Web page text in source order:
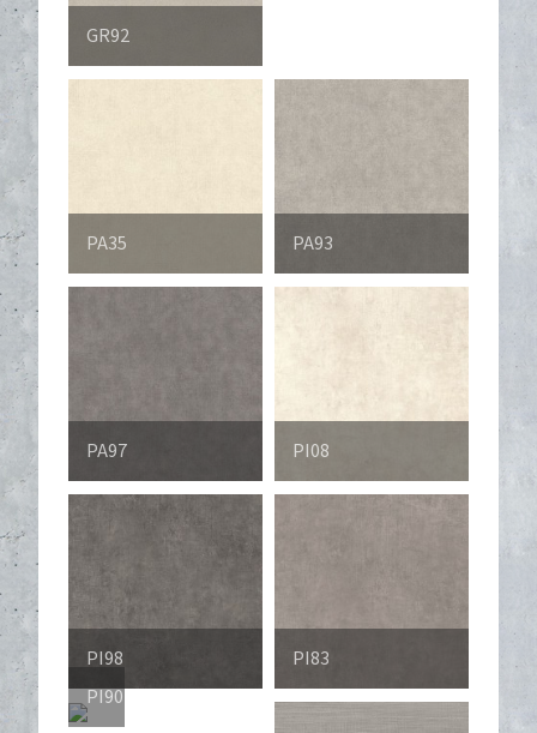
GR92
PA35 PA93
PA97 PI08
PI98
PI83
PI90